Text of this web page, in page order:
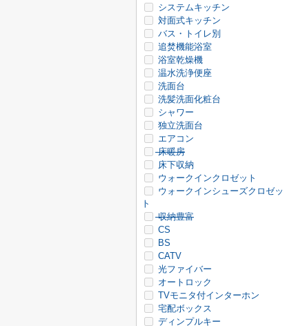
システムキッチン
対面式キッチン
バス・トイレ別
追焚機能浴室
浴室乾燥機
温水洗浄便座
洗面台
洗髪洗面化粧台
シャワー
独立洗面台
エアコン
床暖房
床下収納
ウォークインクロゼット
ウォークインシューズクロゼッ
ト
収納豊富
CS
BS
CATV
光ファイバー
オートロック
TVモニタ付インターホン
宅配ボックス
ディンプルキー